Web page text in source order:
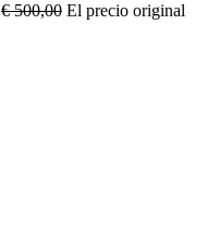
€500,00 El precio original